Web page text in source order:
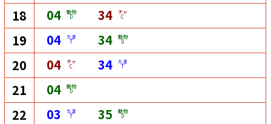
18 04 動物
D 34 チャ
C
19 04 たま
T 34 動物
D
20 04 チャ
C 34 たま
T
21 04 動物
D
22 03 たま
T 35 動物
D